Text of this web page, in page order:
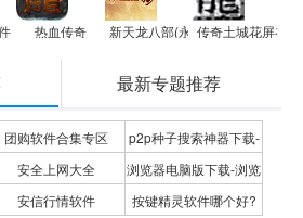
热血传奇 新天龙八部(永恒经典版)
传奇土城花屏补丁
最新专题推荐
团购软件合集专区
p2p种子搜索神器下载-
P2P种子搜索神器专题
安全上网大全
浏览器电脑版下载-浏览
器下载合集
安信行情软件 按键精灵软件哪个好?